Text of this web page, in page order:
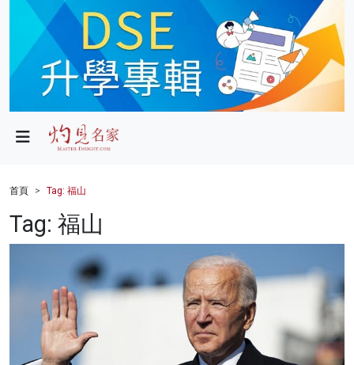
政局
財經
健康
科技
影片
首頁 Tag: 福山
Tag: 福山